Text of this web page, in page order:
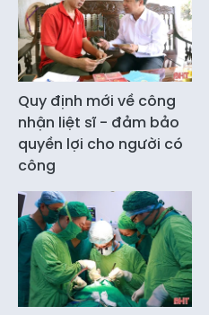
Quy định mới về công
nhận liệt sĩ - đảm bảo
quyền lợi cho người có
công